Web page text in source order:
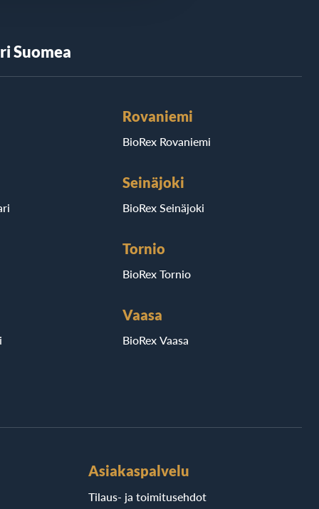
Suomea
Rovaniemi
BioRex Rovaniemi
Seinäjoki
BioRex Seinäjoki
Tornio
BioRex Tornio
Vaasa
BioRex Vaasa
Asiakaspalvelu
Tilaus- ja toimitusehdot